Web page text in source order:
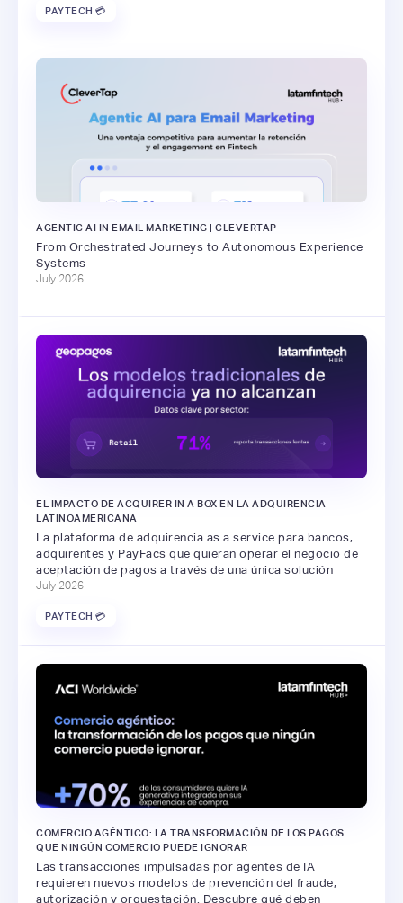
PAYTECH 💳
AGENTIC AI IN EMAIL MARKETING | CLEVERTAP
From Orchestrated Journeys to Autonomous Experience
Systems
July 2026
EL IMPACTO DE ACQUIRER IN A BOX EN LA ADQUIRENCIA
LATINOAMERICANA
La plataforma de adquirencia as a service para bancos,
adquirentes y PayFacs que quieran operar el negocio de
aceptación de pagos a través de una única solución
July 2026
PAYTECH 💳
COMERCIO AGÉNTICO: LA TRANSFORMACIÓN DE LOS PAGOS
QUE NINGÚN COMERCIO PUEDE IGNORAR
Las transacciones impulsadas por agentes de IA
requieren nuevos modelos de prevención del fraude,
autorización y orquestación. Descubre qué deben